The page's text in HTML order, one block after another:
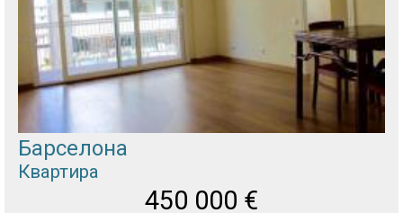
Барселона
Квартира
450 000 €